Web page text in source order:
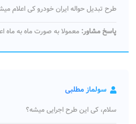
طرح تبدیل حواله ایران خودرو کی اعلام
پاسخ مشاور: معمولا به صورت ماه به ماه
سولماز مطلبی
سلام، کی این طرح اجرایی میشه؟